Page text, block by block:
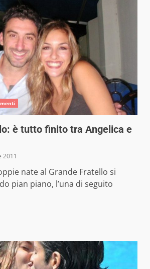
è tutto finito tra Angelica e
2011
nate al Grande Fratello si
pian piano, l’una di seguito